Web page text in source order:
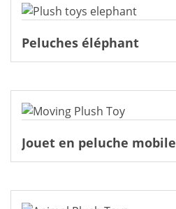
Peluches éléphant
Jouet en peluche mobile